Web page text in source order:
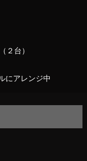
２台）
にアレンジ中